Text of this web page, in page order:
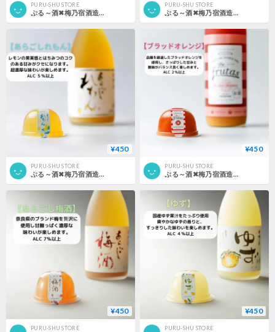
PURU-SHU STORE
ぷる～酒✖梅乃宿酒造 4個セット （白色）
PURU-SHU STORE
ぷる～酒✖梅乃宿酒造 ２個セット
¥450
PURU-SHU STORE
ぷる～酒✖梅乃宿酒造 あらごしれもん
¥450
PURU-SHU STORE
ぷる～酒✖梅乃宿酒造 ブラッドオレンジ
¥450
PURU-SHU STORE
¥450
PURU-SHU STORE